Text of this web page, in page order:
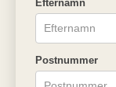
Efternamn
Postnummer